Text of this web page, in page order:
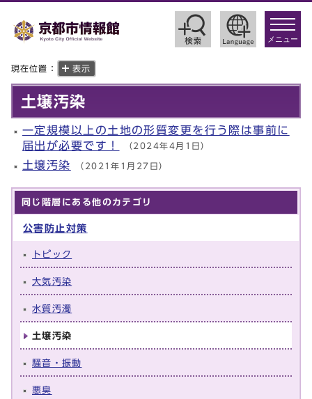
toggle
メニュー
現在位置： 表示
土壌汚染
一定規模以上の土地の形質変更を行う際は事前に
届出が必要です！ （2024年4月1日）
土壌汚染 （2021年1月27日）
同じ階層にある他のカテゴリ
公害防止対策
トピック
大気汚染
水質汚濁
土壌汚染
騒音・振動
悪臭